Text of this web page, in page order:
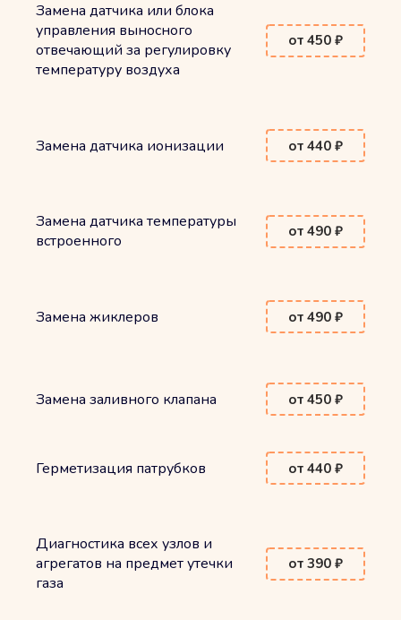
Замена датчика или блока
управления выносного
отвечающий за регулировку
температуру воздуха
от 450 ₽
Замена датчика ионизации от 440 ₽
Замена датчика температуры
встроенного
от 490 ₽
Замена жиклеров от 490 ₽
Замена заливного клапана от 450 ₽
Герметизация патрубков от 440 ₽
Диагностика всех узлов и
агрегатов на предмет утечки
газа
от 390 ₽